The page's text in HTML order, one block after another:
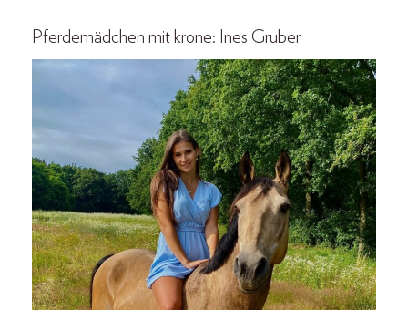
Pferdemädchen mit krone: Ines Gruber